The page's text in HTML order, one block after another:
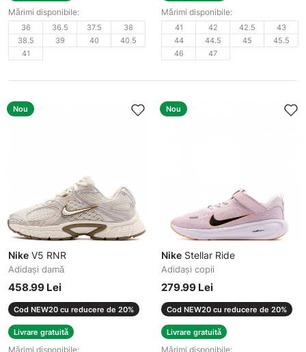
Mărimi disponibile:
36 36.5 37.5
38
38.5
39 40
40.5
41
Mărimi disponibile:
41 42 42.5
43
44
44.5 45
45.5
46
47
Nou
Nike V5 RNR
Adidași damă
458.99 Lei
Cod NEW20 cu reducere de 20%
Livrare gratuită
Mărimi disponibile:
Nou
Nike Stellar Ride
Adidași copii
279.99 Lei
Cod NEW20 cu reducere de 20%
Livrare gratuită
Mărimi disponibile: